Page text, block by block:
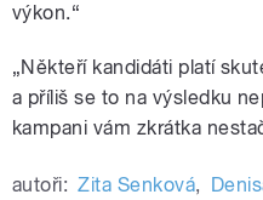
výkon.“
„Někteří kandidáti platí
a příliš se to na výsledku
kampani vám zkrátka
autoři: Zita Senková,